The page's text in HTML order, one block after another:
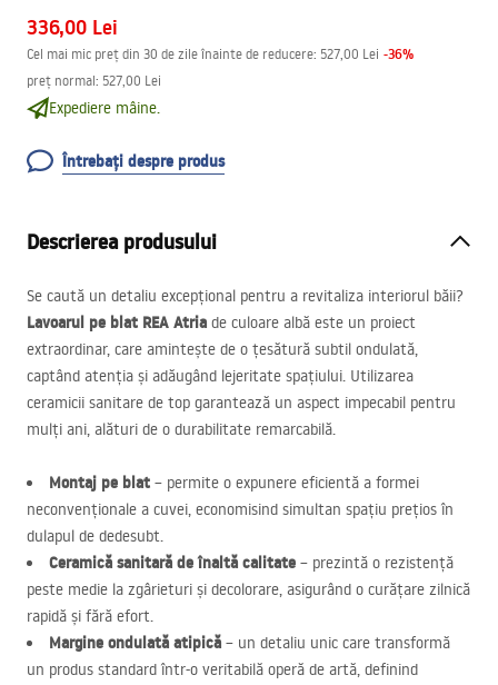
336,00 Lei
Cel mai mic preț din 30 de zile înainte de reducere: 527,00 Lei -36%
preț normal: 527,00 Lei
Expediere mâine.
Întrebați despre produs
Descrierea produsului
Se caută un detaliu excepțional pentru a revitaliza interiorul băii?
Lavoarul pe blat REA Atria de culoare albă este un proiect
extraordinar, care amintește de o țesătură subtil ondulată,
captând atenția și adăugând lejeritate spațiului. Utilizarea
ceramicii sanitare de top garantează un aspect impecabil pentru
mulți ani, alături de o durabilitate remarcabilă.
Montaj pe blat – permite o expunere eficientă a formei
neconvenționale a cuvei, economisind simultan spațiu prețios în
dulapul de dedesubt.
Ceramică sanitară de înaltă calitate – prezintă o rezistență
peste medie la zgârieturi și decolorare, asigurând o curățare zilnică
rapidă și fără efort.
Margine ondulată atipică – un detaliu unic care transformă
un produs standard într-o veritabilă operă de artă, definind